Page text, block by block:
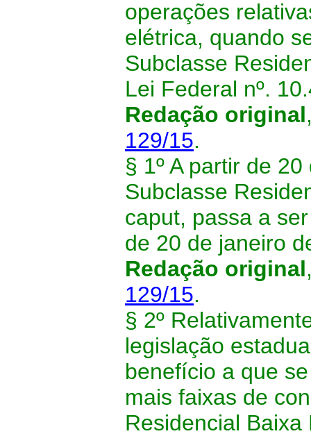
operações
elétrica, quando
Subclasse
Lei Federal nº.
Redação original
129/15.
§ 1º A partir de
Subclasse
caput, passa a
de 20 de janeiro
Redação original
129/15.
§ 2º
legislação
benefício a que
mais faixas de
Residencial Baixa